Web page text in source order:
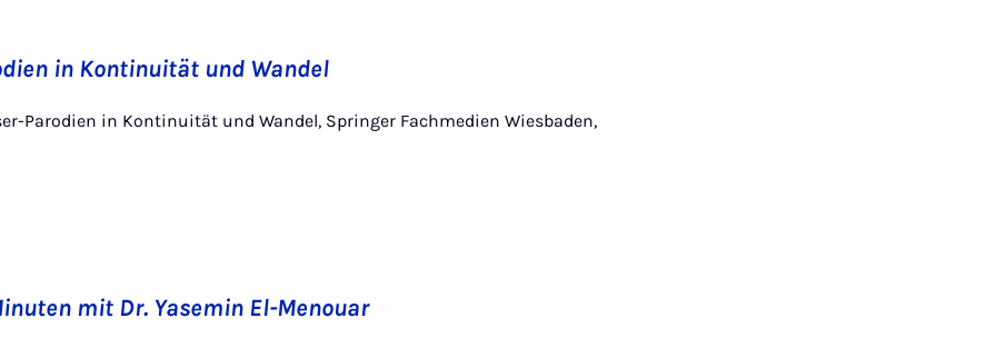
in Kontinuität und Wandel
Parodien in Kontinuität und Wandel, Springer Fachmedien Wiesbaden,
mit Dr. Yasemin El-Menouar